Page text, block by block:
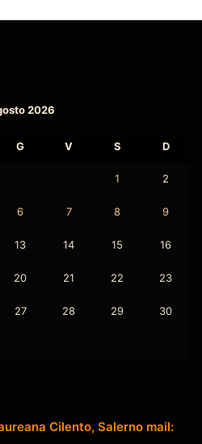
2026
G V S D
1 2
6 7 8 9
13 14 15 16
20 21 22 23
27 28 29 30
Cilento, Salerno mail: